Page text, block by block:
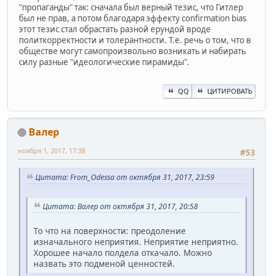
"пропаганды" так: сначала был верный тезис, что Гитлер
был не прав, а потом благодаря эффекту confirmation bias
этот тезис стал обрастать разной ерундой вроде
политкорректности и толерантности. Т.е. речь о том, что в
обществе могут самопроизвольно возникать и набирать
силу разные "идеологические пирамиды".
QQ ЦИТИРОВАТЬ
Валер
#53
ноября 1, 2017, 17:38
Цитата: From_Odessa от октября 31, 2017, 23:59
Цитата: Валер от октября 31, 2017, 20:58
То что на поверхности: преодоление
изначального неприятия. Неприятие неприятно.
Хорошее начало полдела откачало. Можно
назвать это подменой ценностей.